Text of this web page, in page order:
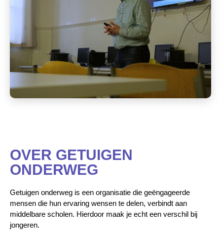
OVER GETUIGEN
ONDERWEG
Getuigen onderweg is een organisatie die geëngageerde
mensen die hun ervaring wensen te delen, verbindt aan
middelbare scholen. Hierdoor maak je echt een verschil bij
jongeren.